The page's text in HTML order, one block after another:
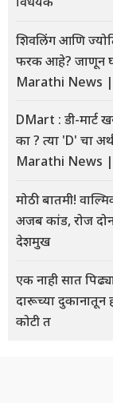
शिवलिंग आणि
फरक आहे? जाणून
Marathi News
DMart : डी-मार्ट
का ? त्या 'D' चा
Marathi News
मोठी बातमी!
अजब कांड, रोज
देशमुख
एक नाही सात
दारूच्या दुकानातून
कोटी त